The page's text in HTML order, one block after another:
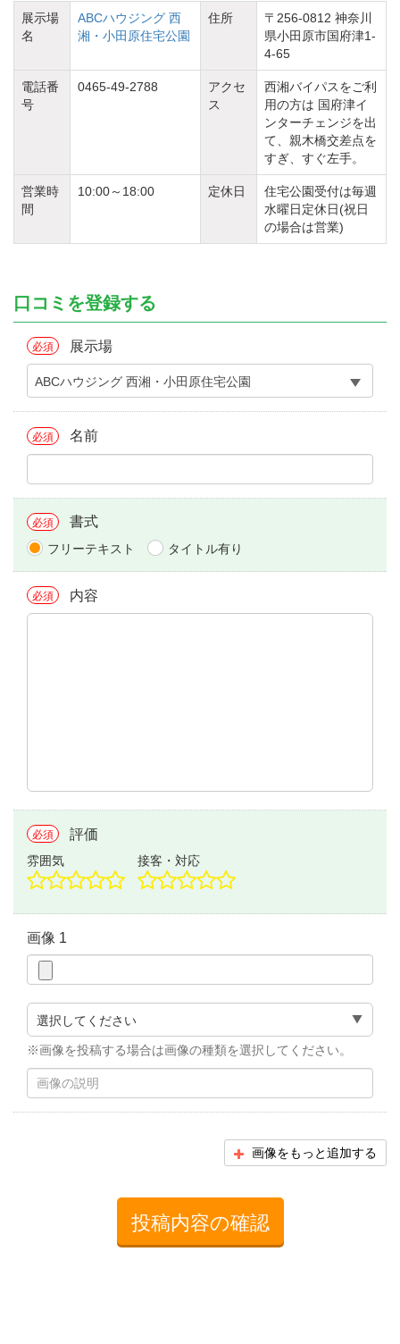
展示場
名
ABCハウジング 西
湘・小田原住宅公園
住所
〒256-0812 神奈川
県小田原市国府津1-
4-65
電話番
号
0465-49-2788
アクセ
ス
西湘バイパスをご利
用の方は 国府津イ
ンターチェンジを出
て、親木橋交差点を
すぎ、すぐ左手。
営業時
間
10:00～18:00 定休日
住宅公園受付は毎週
水曜日定休日(祝日
の場合は営業)
口コミを登録する
必須 展示場
ABCハウジング 西湘・小田原住宅公園
必須 名前
必須 書式
フリーテキスト タイトル有り
必須 内容
必須 評価
雰囲気 接客・対応
画像 1
※画像を投稿する場合は画像の種類を選択してください。
画像をもっと追加する
投稿内容の確認